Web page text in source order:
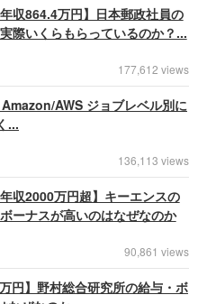
年収864.4万円】日本郵政社員の
際いくらもらっているのか？...
177,612 views
Amazon/AWS ジョブレベル別に
...
136,113 views
年収2000万円超】キーエンスの
ーナスが高いのはなぜなのか
90,861 views
円】野村総合研究所の給与・ボ